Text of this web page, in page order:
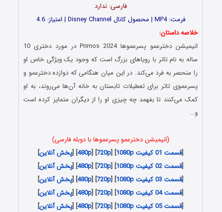
فارسی: ندارد
فرمت: MP4 | محصول کانال Disney Channel | امتیاز: 4.6
خلاصه داستان:
انیمیشندخترعمو پسرعموها
Primos 2024 در مورد دختری 10
ساله به نام تاتر با رویاهای بزرگ است که وجود یک ویژگی خاص او
را منحصر به فرد می‌کند. در این میان هنگامی که دوازده دخترعمو و
پسرعموی تاتر برای تعطیلات تابستان به خانه آن‌ها می‌روند، به او
کمک می‌کنند تا بفهمد چه چیزی او را از دیگران متمایز کرده است
و…
(انیمیشندخترعمو پسرعموهابا دوبله فارسی)
[قسمت 01 کیفیت 1080p ] [
720p
] [
480p
] [پخش آنلاین]
[قسمت 02 کیفیت 1080p ] [
720p
] [
480p
] [پخش آنلاین]
[قسمت 03 کیفیت 1080p ] [
720p
] [
480p
] [پخش آنلاین]
[قسمت 04 کیفیت 1080p ] [
720p
] [
480p
] [پخش آنلاین]
[قسمت 05 کیفیت 1080p ] [
720p
] [
480p
] [پخش آنلاین]